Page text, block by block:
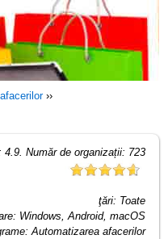
››
4.9. Număr de organizații: 723
ţări: Toate
Windows, Android, macOS
Automatizarea afacerilor